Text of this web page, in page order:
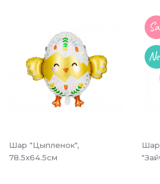
Шар "Цыпленок",
78.5x64.5см
Шар